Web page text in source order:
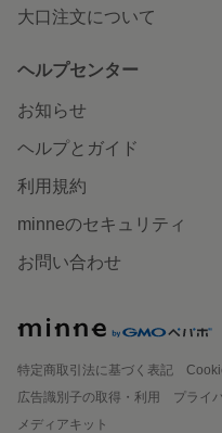
大口注文について
ヘルプセンター
お知らせ
ヘルプとガイド
利用規約
minneのセキュリティ
お問い合わせ
特定商取引法に基づく表記
広告識別子の取得・利用
プライ
メディアキット